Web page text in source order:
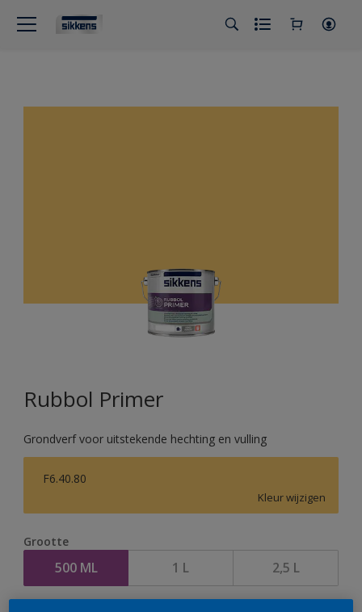
Rubbol Primer
Grondverf voor uitstekende hechting en vulling
F6.40.80
Kleur wijzigen
Grootte
500 ML 1 L 2,5 L